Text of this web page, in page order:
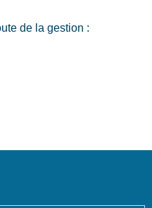
de la gestion :